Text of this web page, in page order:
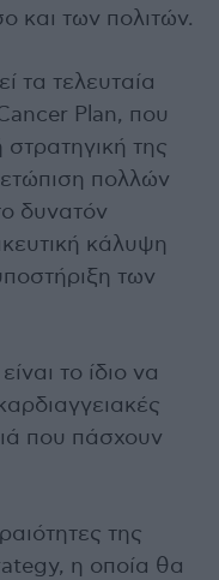
και των πολιτών.
τα τελευταία
Plan, που
στρατηγική της
πολλών
δυνατόν
κάλυψη
των
το ίδιο να
που πάσχουν
της
η οποία θα